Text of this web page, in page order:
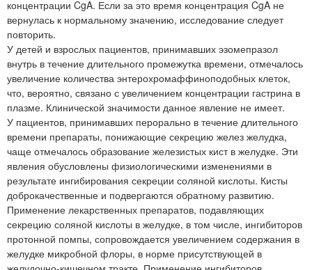
концентрации CgA. Если за это время концентрация CgA не
вернулась к нормальному значению, исследование следует
повторить.
У детей и взрослых пациентов, принимавших эзомепразол
внутрь в течение длительного промежутка времени, отмечалось
увеличение количества энтерохромаффиноподобных клеток,
что, вероятно, связано с увеличением концентрации гастрина в
плазме. Клинической значимости данное явление не имеет.
У пациентов, принимавших перорально в течение длительного
времени препараты, понижающие секрецию желез желудка,
чаще отмечалось образование железистых кист в желудке. Эти
явления обусловлены физиологическими изменениями в
результате ингибирования секреции соляной кислоты. Кисты
доброкачественные и подвергаются обратному развитию.
Применение лекарственных препаратов, подавляющих
секрецию соляной кислоты в желудке, в том числе, ингибиторов
протонной помпы, сопровождается увеличением содержания в
желудке микробной флоры, в норме присутствующей в